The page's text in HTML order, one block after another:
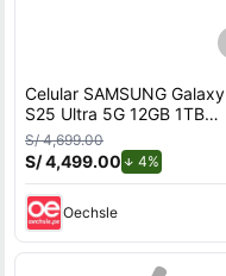
Celular SAMSUNG Galaxy
S25 Ultra 5G 12GB 1TB
White Silver
S/ 4,699.00
S/ 4,499.00 4%
Oechsle